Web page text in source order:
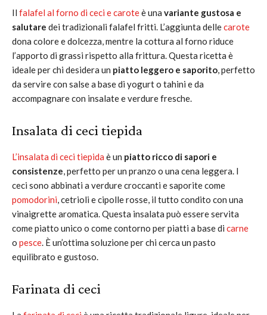
Il falafel al forno di ceci e caroteè una variante gustosa e
salutare dei tradizionali falafel fritti. L’aggiunta dellecarote
dona colore e dolcezza, mentre la cottura al forno riduce
l’apporto di grassi rispetto alla frittura. Questa ricetta è
ideale per chi desidera un piatto leggero e saporito, perfetto
da servire con salse a base di yogurt o tahini e da
accompagnare con insalate e verdure fresche.
Insalata di ceci tiepida
L’insalata di ceci tiepida è un piatto ricco di sapori e
consistenze, perfetto per un pranzo o una cena leggera. I
ceci sono abbinati a verdure croccanti e saporite come
pomodorini, cetrioli e cipolle rosse, il tutto condito con una
vinaigrette aromatica. Questa insalata può essere servita
come piatto unico o come contorno per piatti a base di carne
o pesce. È un’ottima soluzione per chi cerca un pasto
equilibrato e gustoso.
Farinata di ceci